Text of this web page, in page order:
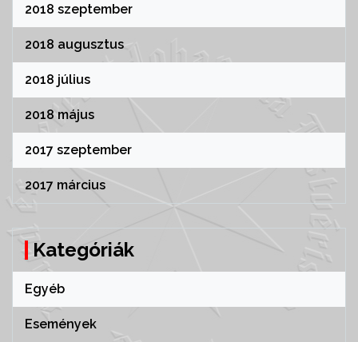
2018 szeptember
2018 augusztus
2018 július
2018 május
2017 szeptember
2017 március
Kategóriák
Egyéb
Események